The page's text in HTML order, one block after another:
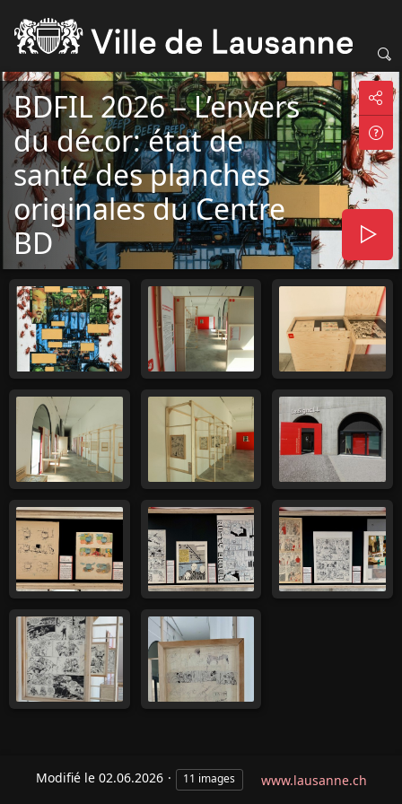
BDFIL 2026 – L’envers
du décor: état de
santé des planches
originales du Centre
BD
Modifié le02.06.2026 11 images www.lausanne.ch